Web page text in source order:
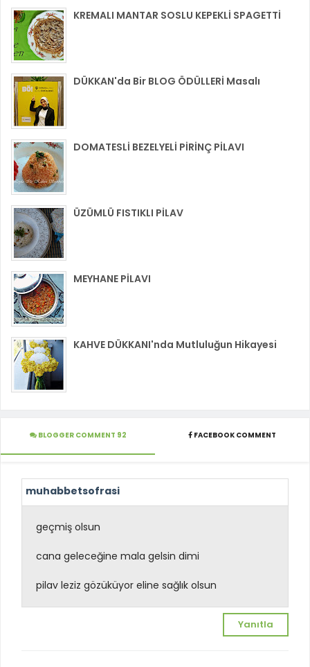
KREMALI MANTAR SOSLU KEPEKLİ SPAGETTİ
DÜKKAN'da Bir BLOG ÖDÜLLERİ Masalı
DOMATESLİ BEZELYELİ PİRİNÇ PİLAVI
ÜZÜMLÜ FISTIKLI PİLAV
MEYHANE PİLAVI
KAHVE DÜKKANI'nda Mutluluğun Hikayesi
BLOGGER COMMENT 92 FACEBOOK COMMENT
muhabbetsofrasi
geçmiş olsun
cana geleceğine mala gelsin dimi
pilav leziz gözüküyor eline sağlık olsun
Yanıtla